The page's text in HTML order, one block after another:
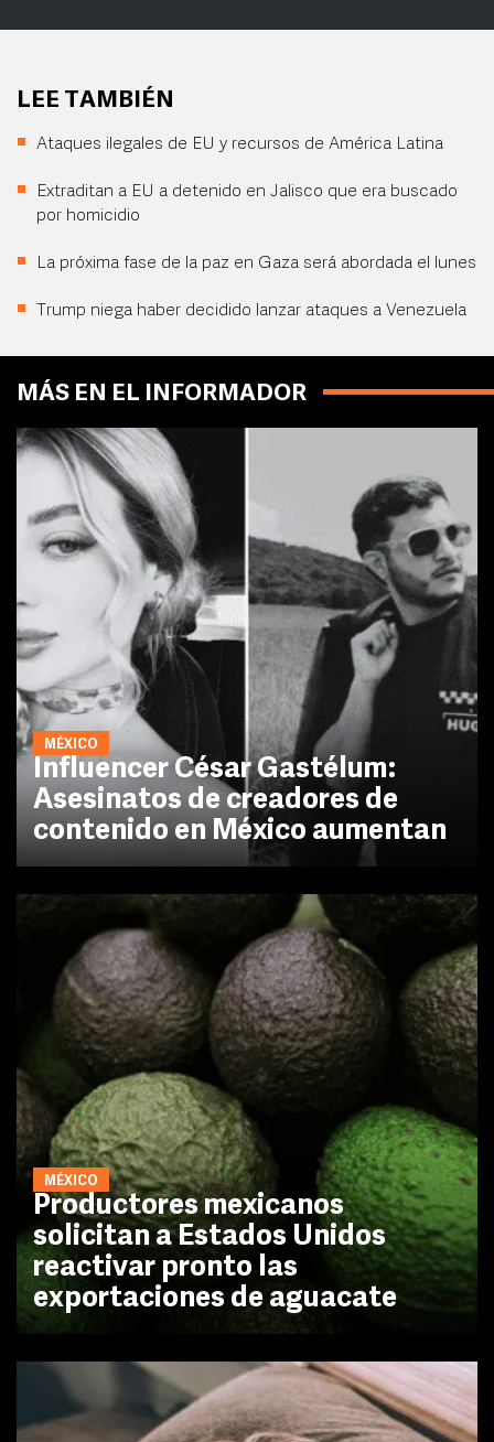
LEE TAMBIÉN
Ataques ilegales de EU y recursos de América Latina
Extraditan a EU a detenido en Jalisco que era buscado
por homicidio
La próxima fase de la paz en Gaza será abordada el lunes
Trump niega haber decidido lanzar ataques a Venezuela
MÁS EN EL INFORMADOR
MÉXICO
Influencer César Gastélum:
Asesinatos de creadores de
contenido en México aumentan
MÉXICO
Productores mexicanos
solicitan a Estados Unidos
reactivar pronto las
exportaciones de aguacate